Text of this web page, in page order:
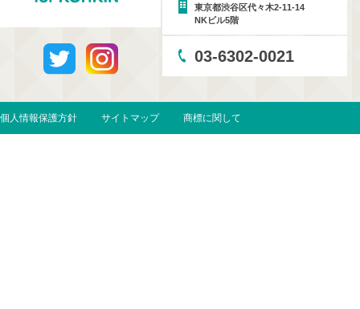
東京都渋谷区代々木2-11-14
NKビル5階
03-6302-0021
個人情報保護方針 サイトマップ 商標に関して